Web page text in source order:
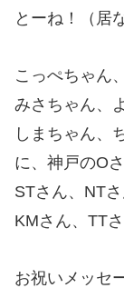
とーね！（居
こっぺちゃん
みさちゃん、
しまちゃん、
に、神戸のO
STさん、NT
KMさん、TTさ
お祝いメッセ